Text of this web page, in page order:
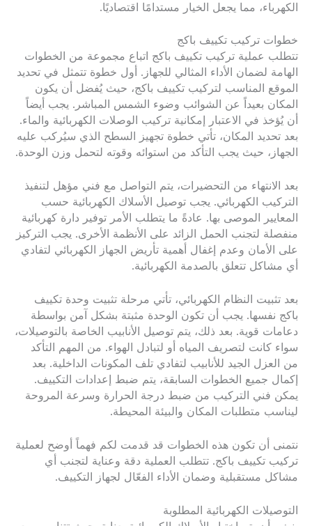
الكهرباء، مما يجعل الخيار مستدامًا اقتصاديًا.
خطوات تركيب تكييف باكج
تتطلب عملية تركيب تكييف باكج اتباع مجموعة من الخطوات
الهامة لضمان الأداء المثالي للجهاز. أول خطوة تتمثل في تحديد
الموقع المناسب لتركيب تكييف باكج، حيث يُفضل أن يكون
المكان بعيداً عن الشوائب وضوء الشمس المباشر. يجب أيضاً
أن يُؤخذ في الاعتبار إمكانية تركيب الوصلات الكهربائية والماء.
بعد تحديد المكان، تأتي خطوة تجهيز السطح الذي سيُركب عليه
الجهاز، حيث يجب التأكد من استوائه وقوته لتحمل وزن الوحدة.
بعد الانتهاء من التحضيرات، يتم التواصل مع فني مؤهل لتنفيذ
التركيب الكهربائي. يجب توصيل الأسلاك الكهربائية حسب
المعايير الموصى بها. عادةً ما يتطلب الأمر توفير دارة كهربائية
منفصلة لتجنب الحمل الزائد على الأنظمة الأخرى. يجب التركيز
على الأمان وعدم إغفال أهمية تأريض الجهاز الكهربائي لتفادي
أي مشاكل تتعلق بالصدمة الكهربائية.
بعد تثبيت النظام الكهربائي، تأتي مرحلة تثبيت وحدة تكييف
باكج نفسها. يجب أن تكون الوحدة مثبتة بشكل آمن بواسطة
دعامات قوية. بعد ذلك، يتم توصيل الأنابيب الخاصة بالتوصيلات،
سواء كانت لتصريف المياه أو لتبادل الهواء. من المهم التأكد
من العزل الجيد للأنابيب لتفادي تلف المكونات الداخلية. بعد
إكمال جميع الخطوات السابقة، يتم ضبط إعدادات التكييف.
يمكن فني التركيب من ضبط درجة الحرارة وسرعة المروحة
ليناسب متطلبات المكان والبيئة المحيطة.
نتمنى أن تكون هذه الخطوات قد قدمت لكم فهماً أوضح لعملية
تركيب تكييف باكج. تتطلب العملية دقة وعناية لتجنب أي
مشاكل مستقبلية وضمان الأداء الفعّال لجهاز التكييف.
التوصيلات الكهربائية المطلوبة